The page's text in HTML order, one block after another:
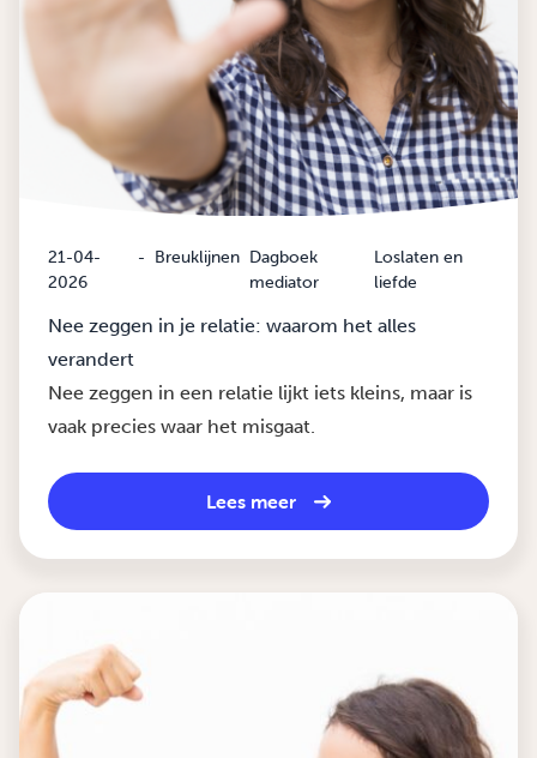
21-04-
2026
- Breuklijnen Dagboek
mediator
Loslaten en
liefde
Nee zeggen in je relatie: waarom het alles
verandert
Nee zeggen in een relatie lijkt iets kleins, maar is
vaak precies waar het misgaat.
Lees meer